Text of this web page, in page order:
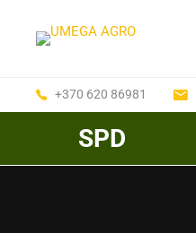
+370 620 86981
SPD